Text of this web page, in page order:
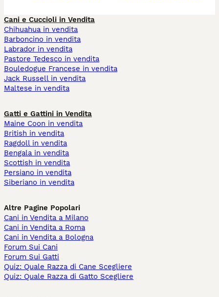
Cani e Cuccioli in Vendita
Chihuahua in vendita
Barboncino in vendita
Labrador in vendita
Pastore Tedesco in vendita
Bouledogue Francese in vendita
Jack Russell in vendita
Maltese in vendita
Gatti e Gattini in Vendita
Maine Coon in vendita
British in vendita
Ragdoll in vendita
Bengala in vendita
Scottish in vendita
Persiano in vendita
Siberiano in vendita
Altre Pagine Popolari
Cani in Vendita a Milano
Cani in Vendita a Roma
Cani in Vendita a Bologna
Forum Sui Cani
Forum Sui Gatti
Quiz: Quale Razza di Cane Scegliere
Quiz: Quale Razza di Gatto Scegliere